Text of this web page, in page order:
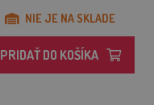
NIE JE NA SKLADE
PRIDAŤ DO KOŠÍKA